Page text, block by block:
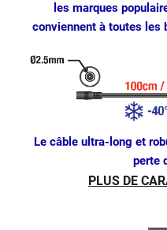
les marques
conviennent à toutes les
Le câble ultra-long et
perte
PLUS DE